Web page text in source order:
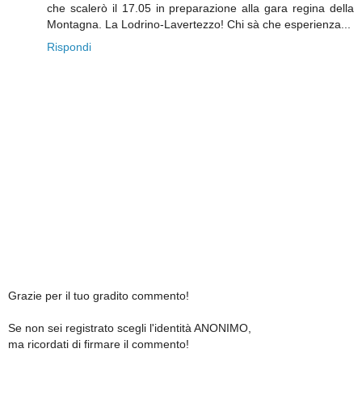
che scalerò il 17.05 in preparazione alla gara regina della
Montagna. La Lodrino-Lavertezzo! Chi sà che esperienza...
Rispondi
Grazie per il tuo gradito commento!
Se non sei registrato scegli l'identità ANONIMO,
ma ricordati di firmare il commento!